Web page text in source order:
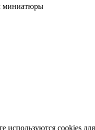
миниатюры
используются cookies